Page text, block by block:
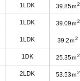
1LDK 39.85ｍ2
1LDK 39.09ｍ2
1LDK 39.2ｍ2
1DK 25.35ｍ2
2LDK 53.53ｍ2